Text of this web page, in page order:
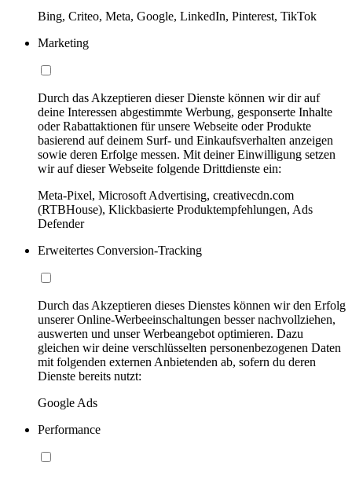
Bing, Criteo, Meta, Google, LinkedIn, Pinterest, TikTok
Marketing
Durch das Akzeptieren dieser Dienste können wir dir auf
deine Interessen abgestimmte Werbung, gesponserte Inhalte
oder Rabattaktionen für unsere Webseite oder Produkte
basierend auf deinem Surf- und Einkaufsverhalten anzeigen
sowie deren Erfolge messen. Mit deiner Einwilligung setzen
wir auf dieser Webseite folgende Drittdienste ein:
Meta-Pixel, Microsoft Advertising, creativecdn.com
(RTBHouse), Klickbasierte Produktempfehlungen, Ads
Defender
Erweitertes Conversion-Tracking
Durch das Akzeptieren dieses Dienstes können wir den Erfolg
unserer Online-Werbeeinschaltungen besser nachvollziehen,
auswerten und unser Werbeangebot optimieren. Dazu
gleichen wir deine verschlüsselten personenbezogenen Daten
mit folgenden externen Anbietenden ab, sofern du deren
Dienste bereits nutzt:
Google Ads
Performance